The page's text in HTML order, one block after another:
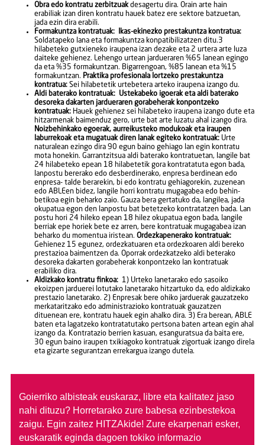
Obra edo kontratu zerbitzuakdesagertu dira. Orain arte hain
erabiliak izan diren kontratu hauek batez ere sektore batzuetan,
jada ezin dira erabili.
Formakuntza kontratuak: Ikas-ekinezko prestakuntza kontratua:
Soldatapeko lana eta formakuntza konpatibilizatzen ditu.3
hilabeteko gutxieneko iraupena izan dezake eta 2 urtera arte luza
daiteke gehienez. Lehengo urtean jardueraren %65 lanean egingo
da eta %35 formakuntzan. Bigarrengoan, %85 lanean eta %15
formakuntzan. Praktika profesionala lortzeko prestakuntza
kontratua:Sei hilabetetik urtebetera arteko iraupena izango du.
Aldi baterako kontratuak: Ustekabeko igoerak eta aldi baterako
desoreka dakarten jardueraren gorabeherak konpontzeko
kontratuak:Hauek gehienez sei hilabeteko iraupena izango dute eta
hitzarmenak baimenduz gero, urte bat arte luzatu ahal izango dira.
Noizbehinkako egoerak, aurreikusteko modukoak eta iraupen
laburrekoak eta mugatuak diren lanak egiteko kontratuak:Urte
naturalean ezingo dira 90 egun baino gehiago lan egin kontratu
mota honekin. Garrantzitsua aldi baterako kontratuetan, langile bat
24 hilabeteko epean 18 hilabetetik gora kontratatuta egon bada,
lanpostu bererako edo desberdinerako, enpresa berdinean edo
enpresa- talde berarekin, bi edo kontratu gehiagorekin, zuzenean
edo ABLEen bidez, langile horri kontratu mugagabea edo behin-
betikoa egin beharko zaio. Gauza bera gertatuko da, langilea, jada
okupatua egon den lanpostu bat betetzeko kontratatzen bada. Lan
postu hori 24 hileko epean 18 hilez okupatua egon bada, langile
berriak epe horiek bete ez arren, bere kontratuak mugagabea izan
beharko du momentua iristean. Ordezkapenerako kontratuak:
Gehienez 15 egunez, ordezkatuaren eta ordezkoaren aldi bereko
prestazioa baimentzen da. Oporrak ordezkatzeko aldi beterako
desoreka dakarten gorabeherak konpontzeko lan kontratuak
erabiliko dira.
Aldizkako kontratu finkoa:1) Urteko lanetarako edo sasoiko
ekoizpen jarduerei lotutako lanetarako hitzartuko da, edo aldizkako
prestazio lanetarako. 2) Enpresak bere ohiko jarduerak gauzatzeko
merkataritzako edo administrazioko kontratuak gauzatzen
dituenean ere, kontratu hauek egin ahalko dira. 3) Era berean, ABLE
baten eta lagatzeko kontratatutako pertsona baten artean egin ahal
izango da. Kontratazio berrien kasuan, esanguratsua da baita ere,
30 egun baino iraupen txikiagoko kontratuak zigortuak izango direla
eta gizarte segurantzan errekargua izango dutela.
Goierriko albisteak euskaraz, libre eta kalitatez jaso
nahi dituzu? Horretarako zure babesa ezinbestekoa
zaigu. Egin zaitez HITZAkide! Zure ekarpenari esker,
euskaratik eginda dagoen tokiko informazio